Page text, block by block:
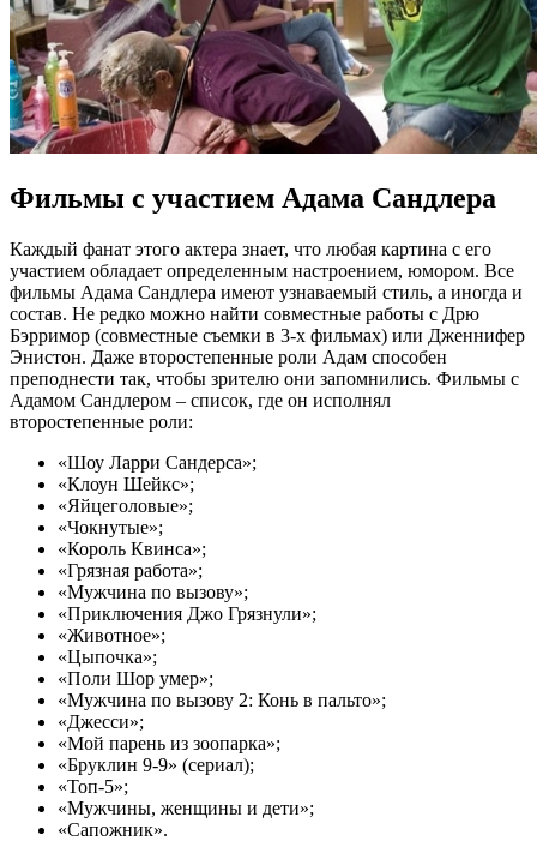
Фильмы с участием Адама Сандлера
Каждый фанат этого актера знает, что любая картина с его
участием обладает определенным настроением, юмором. Все
фильмы Адама Сандлера ­имеют узнаваемый стиль, а иногда и
состав. Не редко можно найти совместные работы с Дрю
Бэрримор (совместные съемки в 3-х фильмах) или Дженнифер
Энистон. Даже второстепенные роли Адам способен
преподнести так, чтобы зрителю они запомнились. Фильмы с
Адамом Сандлером – список, где он исполнял
второстепенные роли:
«Шоу Ларри Сандерса»;
«Клоун Шейкс»;
«Яйцеголовые»;
«Чокнутые»;
«Король Квинса»;
«Грязная работа»;
«Мужчина по вызову»;
«Приключения Джо Грязнули»;
«Животное»;
«Цыпочка»;
«Поли Шор умер»;
«Мужчина по вызову 2: Конь в пальто»;
«Джесси»;
«Мой парень из зоопарка»;
«Бруклин 9-9» (сериал);
«Топ-5»;
«Мужчины, женщины и дети»;
«Сапожник».